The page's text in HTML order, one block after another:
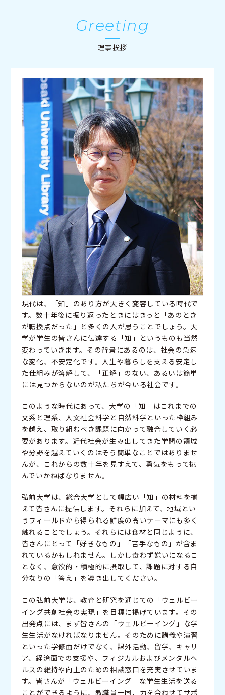
Greeting
理事挨拶
現代は、「知」のあり方が大きく変容している時代で
す。数十年後に振り返ったときにはきっと「あのとき
が転換点だった」と多くの人が思うことでしょう。大
学が学生の皆さんに伝達する「知」というものも当然
変わっていきます。その背景にあるのは、社会の急速
な変化、不安定化です。人生や暮らしを支える安定し
た仕組みが溶解して、「正解」のない、あるいは簡単
には見つからないのが私たちが今いる社会です。
このような時代にあって、大学の「知」はこれまでの
文系と理系、人文社会科学と自然科学といった枠組み
を越え、取り組むべき課題に向かって融合していく必
要があります。近代社会が生み出してきた学問の領域
や分野を越えていくのはそう簡単なことではありませ
んが、これからの数十年を見すえて、勇気をもって挑
んでいかねばなりません。
弘前大学は、総合大学として幅広い「知」の材料を揃
えて皆さんに提供します。それらに加えて、地域とい
うフィールドから得られる鮮度の高いテーマにも多く
触れることでしょう。それらには食材と同じように、
皆さんにとって「好きなもの」「苦手なもの」が含ま
れているかもしれません。しかし食わず嫌いになるこ
となく、意欲的・積極的に摂取して、課題に対する自
分なりの「答え」を導き出してください。
この弘前大学は、教育と研究を通じての「ウェルビー
イング共創社会の実現」を目標に掲げています。その
出発点には、まず皆さんの「ウェルビーイング」な学
生生活がなければなりません。そのために講義や演習
といった学修面だけでなく、課外活動、留学、キャリ
ア、経済面での支援や、フィジカルおよびメンタルヘ
ルスの維持や向上のための相談窓口を充実させていま
す。皆さんが「ウェルビーイング」な学生生活を送る
ことができるように、教職員一同、力を合わせてサポ